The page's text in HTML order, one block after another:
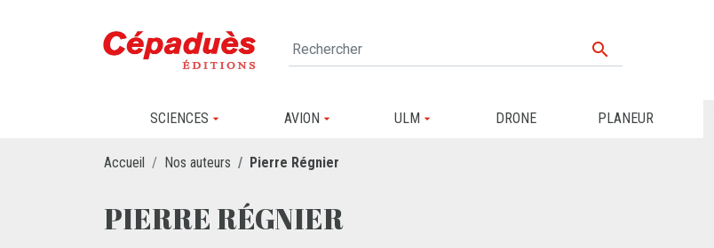

SCIENCES AVION ULM DRONE PLANEUR
Accueil Nos auteurs Pierre Régnier
PIERRE RÉGNIER